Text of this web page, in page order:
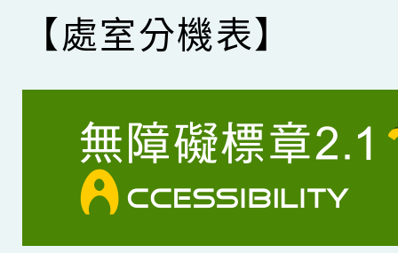
【處室分機表】